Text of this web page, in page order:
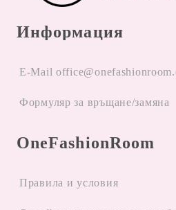
Информация
E-Mail
Формуляр за връщане/замяна
OneFashionRoom
Правила и условия